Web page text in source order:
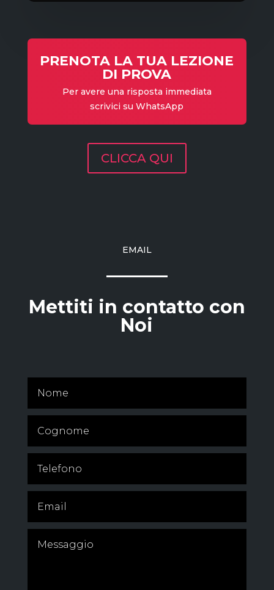
PRENOTA LA TUA LEZIONE
DI PROVA
Per avere una risposta immediata
scrivici su WhatsApp
CLICCA QUI
EMAIL
Mettiti in contatto con
Noi